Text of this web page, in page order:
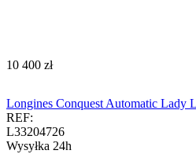
‍10 400‍ zł
Longines Conquest Automatic Lady
REF:
L33204726
Wysyłka 24h